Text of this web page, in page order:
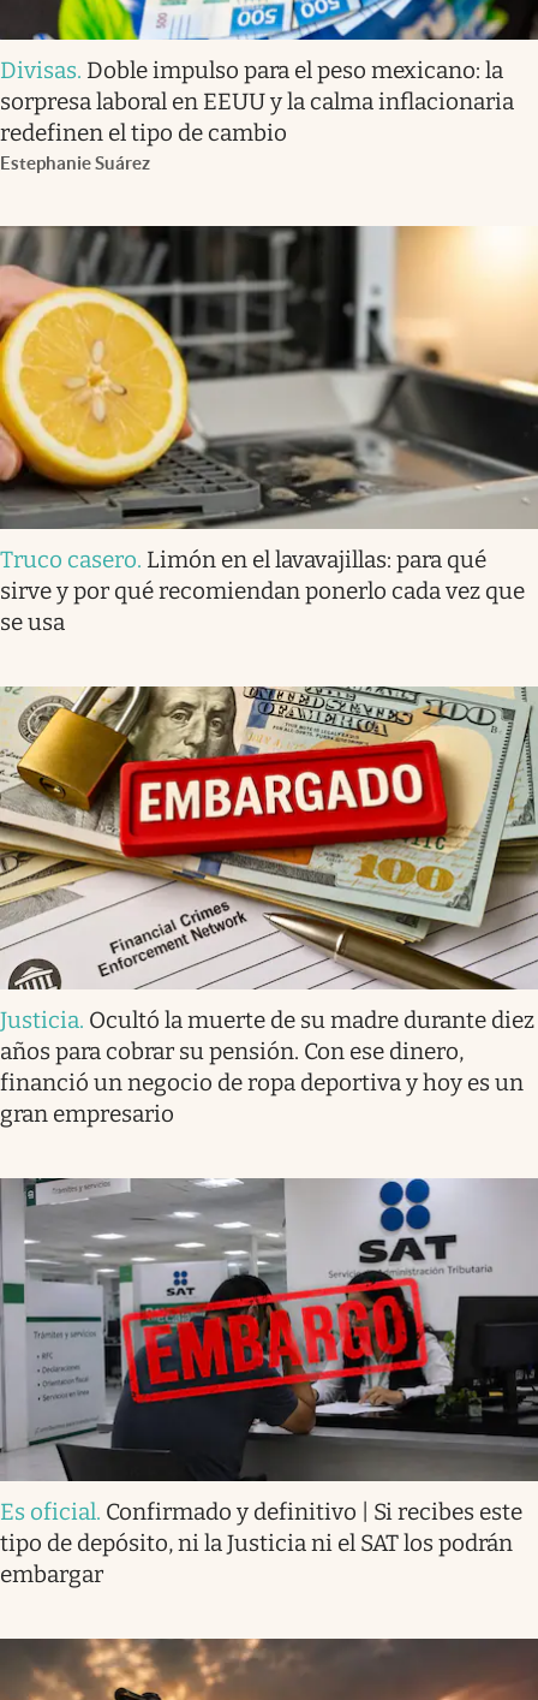
Divisas. Doble impulso para el peso mexicano: la
sorpresa laboral en EEUU y la calma inflacionaria
redefinen el tipo de cambio
Estephanie Suárez
Truco casero. Limón en el lavavajillas: para qué
sirve y por qué recomiendan ponerlo cada vez que
se usa
Justicia. Ocultó la muerte de su madre durante diez
años para cobrar su pensión. Con ese dinero,
financió un negocio de ropa deportiva y hoy es un
gran empresario
Es oficial. Confirmado y definitivo | Si recibes este
tipo de depósito, ni la Justicia ni el SAT los podrán
embargar